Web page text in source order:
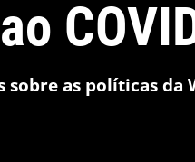
as políticas da